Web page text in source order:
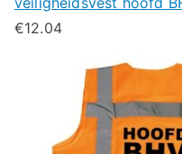
€12.04